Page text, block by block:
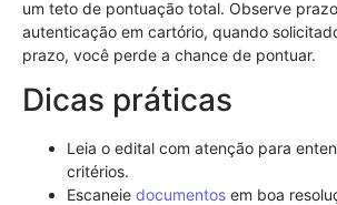
um teto de pontuação total. Observe
autenticação em cartório, quando
prazo, você perde a chance de pontuar.
Dicas práticas
Leia o edital com atenção para
critérios.
Escaneie documentos em boa